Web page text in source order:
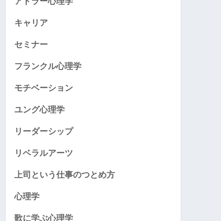
キャリア
セミナー
フランクル心理学
モチベーション
ユング心理学
リーダーシップ
リベラルアーツ
上司という仕事のつとめ方
心理学
歌に学ぶ心理学